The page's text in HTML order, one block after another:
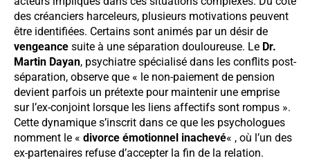
des créanciers harceleurs, plusieurs motivations peuvent
être identifiées. Certains sont animés par un désir de
vengeance suite à une séparation douloureuse. Le Dr.
Martin Dayan, psychiatre spécialisé dans les conflits post-
séparation, observe que « le non-paiement de pension
devient parfois un prétexte pour maintenir une emprise
sur l’ex-conjoint lorsque les liens affectifs sont rompus ».
Cette dynamique s’inscrit dans ce que les psychologues
nomment le « divorce émotionnel inachevé« , où l’un des
ex-partenaires refuse d’accepter la fin de la relation.